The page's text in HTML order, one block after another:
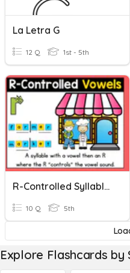
La Letra G
12 Q 1st - 5th
R-Controlled Syllables
10 Q 5th
Explore Flashcards by